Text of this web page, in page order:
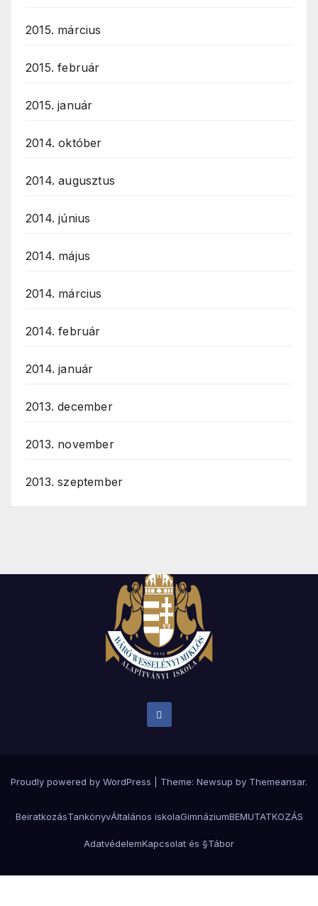
2015. március
2015. február
2015. január
2014. október
2014. augusztus
2014. június
2014. május
2014. március
2014. február
2014. január
2013. december
2013. november
2013. szeptember
Proudly powered by WordPress Theme: Newsup by Themeansar.
BeiratkozásTankönyvÁltalános iskolaGimnáziumBEMUTATKOZÁS
AdatvédelemKapcsolat és §Tábor